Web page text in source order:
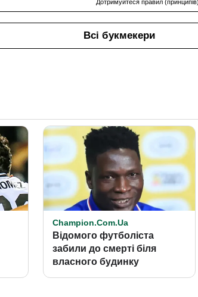
Дотримуйтеся правил (принципів)
Всі букмекери